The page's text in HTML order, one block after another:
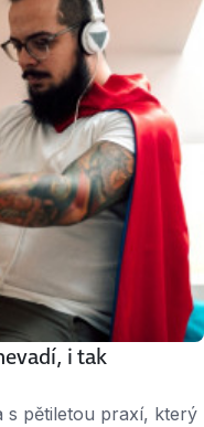
i tak
s pětiletou praxí, který